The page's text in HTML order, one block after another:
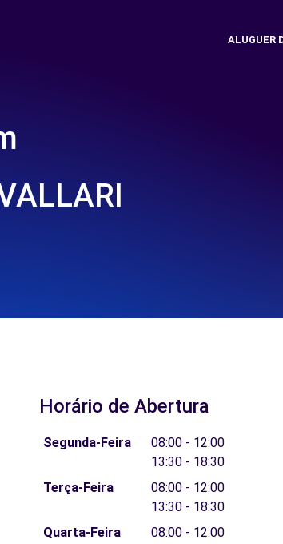
ALUGUER
Horário de Abertura
Segunda-Feira
08:00 - 12:00
13:30 - 18:30
Terça-Feira
08:00 - 12:00
13:30 - 18:30
Quarta-Feira
08:00 - 12:00